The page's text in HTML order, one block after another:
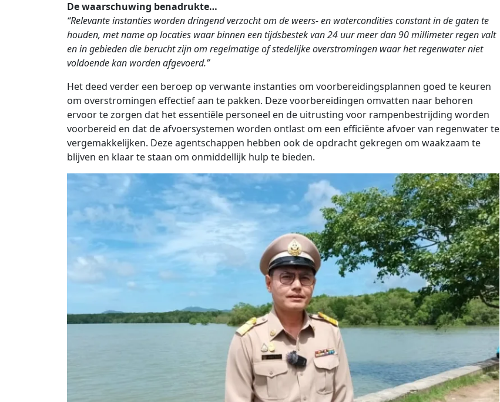
De waarschuwing benadrukte…
“Relevante instanties worden dringend verzocht om de weers- en watercondities constant in de gaten te
houden, met name op locaties waar binnen een tijdsbestek van 24 uur meer dan 90 millimeter regen valt
en in gebieden die berucht zijn om regelmatige of stedelijke overstromingen waar het regenwater niet
voldoende kan worden afgevoerd.”
Het deed verder een beroep op verwante instanties om voorbereidingsplannen goed te keuren
om overstromingen effectief aan te pakken. Deze voorbereidingen omvatten naar behoren
ervoor te zorgen dat het essentiële personeel en de uitrusting voor rampenbestrijding worden
voorbereid en dat de afvoersystemen worden ontlast om een ​​efficiënte afvoer van regenwater te
vergemakkelijken. Deze agentschappen hebben ook de opdracht gekregen om waakzaam te
blijven en klaar te staan ​​om onmiddellijk hulp te bieden.